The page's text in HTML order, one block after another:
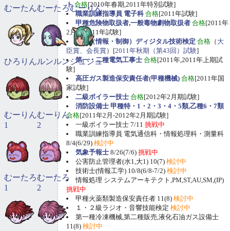
ト 合格[2010年春期,2011年特別試験]
職業訓練指導員 電子科 合格[2011年試験]
甲種危険物取扱者,一般毒物劇物取扱者 合格[2011年
2月期,2011年試験]
１級（情報・制御）ディジタル技術検定 合格 （ 大
臣賞、会長賞）[2011年秋期（第43回）試験]
第一・二種電気工事士 合格[2011年,2011年上期試
験]
高圧ガス製造保安責任者(甲種機械) 合格[2011年国
家試験]
二級ボイラー技士 合格[2012年2月期試験]
消防設備士 甲種特・1・2・3・4・5類,乙種6・7類
合格[2011年2月-2012年2月期試験]
一級ボイラー技士 7/11 挑戦中
職業訓練指導員 電気通信科・情報処理科・測量科
8/4(6/29) 検討中
気象予報士 8/26(7/6) 挑戦中
公害防止管理者(水1,大1) 10(7) 検討中
技術士(情報工学) 10/8(6/8-7/2) 検討中
情報処理 システムアーキテクト,PM,ST,AU,SM,(IP)
挑戦中
甲種火薬類製造保安責任者 11(8) 検討中
１・２級ラジオ・音響技能検定 検討中
第一種冷凍機械,第二種販売,液化石油ガス設備士
11(8) 検討中
むーたんむーたろむーりん
ひろりんルンルンジュジュ
むーりん
1
むーりん
2
むーたろ
1
むーたろ
2